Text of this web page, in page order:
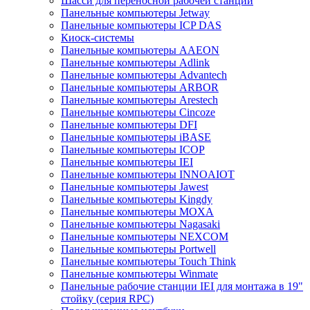
Панельные компьютеры Jetway
Панельные компьютеры ICP DAS
Киоск-системы
Панельные компьютеры AAEON
Панельные компьютеры Adlink
Панельные компьютеры Advantech
Панельные компьютеры ARBOR
Панельные компьютеры Arestech
Панельные компьютеры Cincoze
Панельные компьютеры DFI
Панельные компьютеры iBASE
Панельные компьютеры ICOP
Панельные компьютеры IEI
Панельные компьютеры INNOAIOT
Панельные компьютеры Jawest
Панельные компьютеры Kingdy
Панельные компьютеры MOXA
Панельные компьютеры Nagasaki
Панельные компьютеры NEXCOM
Панельные компьютеры Portwell
Панельные компьютеры Touch Think
Панельные компьютеры Winmate
Панельные рабочие станции IEI для монтажа в 19"
стойку (серия RPC)